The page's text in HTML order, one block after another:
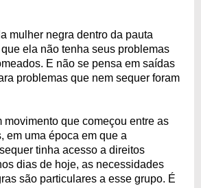
mulher negra dentro da pauta
ela não tenha seus problemas
E não se pensa em saídas
problemas que nem sequer foram
movimento que começou entre as
em uma época em que a
tinha acesso a direitos
dias de hoje, as necessidades
são particulares a esse grupo. É